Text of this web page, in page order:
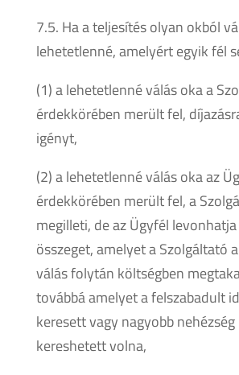
7.5. Ha a teljesítés olyan okból
lehetetlenné, amelyért egyik fél
(1) a lehetetlenné válás oka a
érdekkörében merült fel,
igényt,
(2) a lehetetlenné válás oka az
érdekkörében merült fel, a
megilleti, de az Ügyfél
összeget, amelyet a Szolgáltató
válás folytán költségben
továbbá amelyet a felszabadult
keresett vagy nagyobb
kereshetett volna,